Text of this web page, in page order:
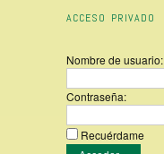
ACCESO PRIVADO
Nombre de usuario:
Contraseña:
Recuérdame